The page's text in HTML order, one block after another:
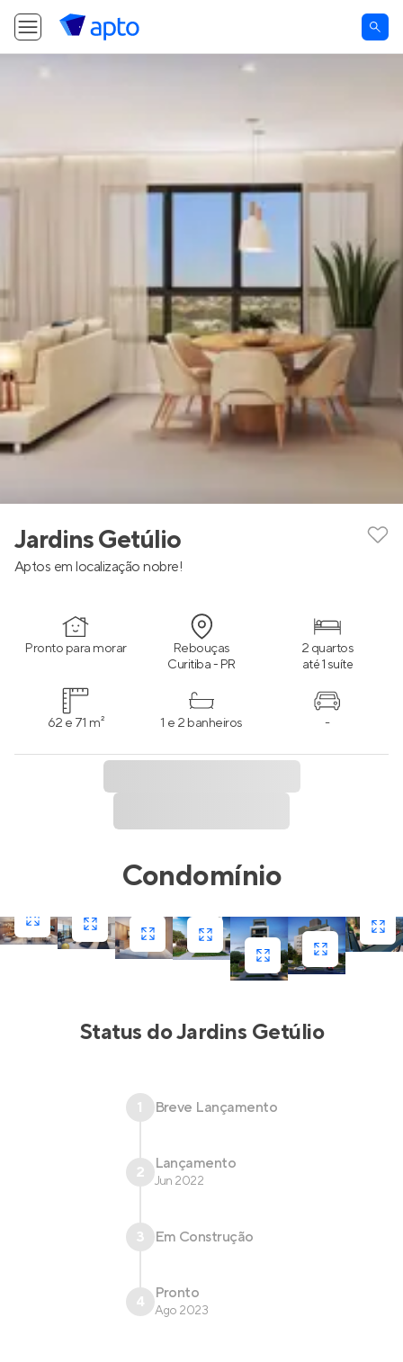
Jardins Getúlio
Aptos em localização nobre!
Pronto para morar Rebouças
Curitiba - PR
2 quartos
até 1 suíte
62 e 71 m² 1 e 2 banheiros -
Condomínio
Status doJardins Getúlio
1 Breve Lançamento
2 Lançamento
Jun 2022
3 Em Construção
4 Pronto
Ago 2023